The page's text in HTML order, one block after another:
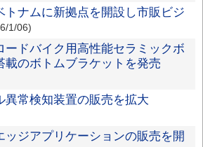
トナムに新拠点を開設し市販ビジ
1/06)
ードバイク用高性能セラミックボ
載のボトムブラケットを発売
異常検知装置の販売を拡大
ッジアプリケーションの販売を開